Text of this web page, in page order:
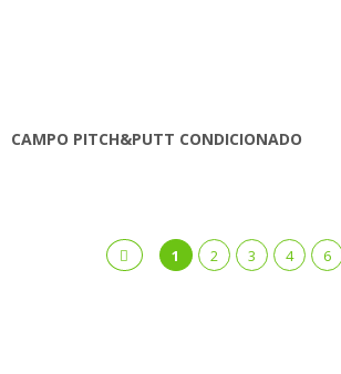
CAMPO PITCH&PUTT CONDICIONADO
1 2 3 4 6